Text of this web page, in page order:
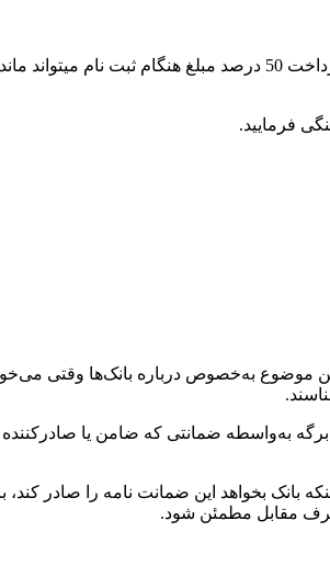
فرمایید.
موضوع به‌خصوص درباره بانک‌ها وقتی
به‌واسطه ضمانتی که ضامن یا
بانک بخواهد این ضمانت نامه را صادر
مقابل مطمئن شود.